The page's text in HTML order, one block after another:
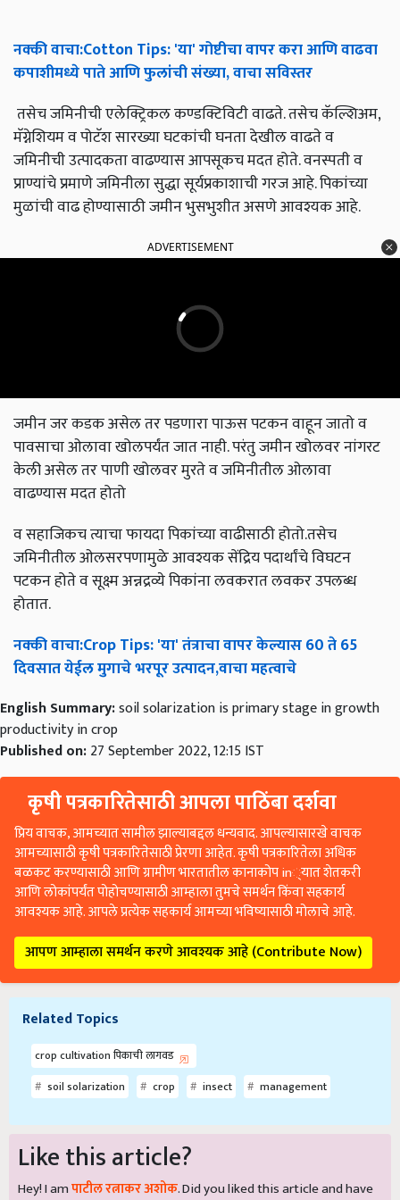
नक्कीवाचा:Cotton Tips: 'या'गोष्टीचावापरकराआणिवाढवा
कपाशीमध्येपातेआणिफुलांचीसंख्या,वाचासविस्तर
तसेच जमिनीची एलेक्ट्रिकल कण्डक्टिविटी वाढते. तसेच कॅल्शिअम,
मॅग्नेशियम व पोटॅश सारख्या घटकांची घनता देखील वाढते व
जमिनीची उत्पादकता वाढण्यास आपसूकच मदत होते. वनस्पती व
प्राण्यांचे प्रमाणे जमिनीला सुद्धा सूर्यप्रकाशाची गरज आहे. पिकांच्या
मुळांची वाढ होण्यासाठी जमीन भुसभुशीत असणे आवश्यक आहे.
ADVERTISEMENT
जमीन जर कडक असेल तर पडणारा पाऊस पटकन वाहून जातो व
पावसाचा ओलावा खोलपर्यंत जात नाही. परंतु जमीन खोलवर नांगरट
केली असेल तर पाणी खोलवर मुरते व जमिनीतील ओलावा
वाढण्यास मदत होतो
व सहाजिकच त्याचा फायदा पिकांच्या वाढीसाठी होतो.तसेच
जमिनीतील ओलसरपणामुळे आवश्यक सेंद्रिय पदार्थांचे विघटन
पटकन होते व सूक्ष्म अन्नद्रव्ये पिकांना लवकरात लवकर उपलब्ध
होतात.
नक्कीवाचा:Crop Tips: 'या'तंत्राचावापरकेल्यास60ते65
दिवसातयेईलमुगाचेभरपूरउत्पादन,वाचामहत्वाचे
English Summary:soil solarization is primary stage in growth
productivity in crop
Published on:27 September 2022, 12:15 IST
कृषी पत्रकारितेसाठी आपला पाठिंबा दर्शवा
प्रिय वाचक, आमच्यात सामील झाल्याबद्दल धन्यवाद. आपल्यासारखे वाचक
आमच्यासाठी कृषी पत्रकारितेसाठी प्रेरणा आहेत. कृषी पत्रकारितेला अधिक
बळकट करण्यासाठी आणि ग्रामीण भारतातील कानाकोप in्यात शेतकरी
आणि लोकांपर्यंत पोहोचण्यासाठी आम्हाला तुमचे समर्थन किंवा सहकार्य
आवश्यक आहे. आपले प्रत्येक सहकार्य आमच्या भविष्यासाठी मोलाचे आहे.
आपण आम्हाला समर्थन करणे आवश्यक आहे (Contribute Now)
Related Topics
crop cultivation पिकाची लागवड
soil solarization
crop insect management
Like this article?
Hey! I amपाटील रत्नाकर अशोक. Did you liked this article and have